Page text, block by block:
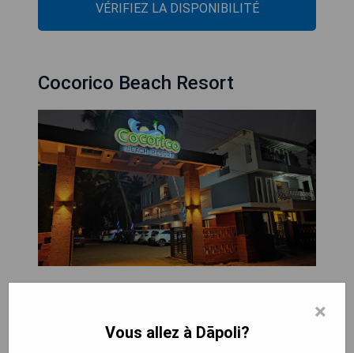
VÉRIFIEZ LA DISPONIBILITÉ
Cocorico Beach Resort
Situé à Dapoli, à moins de 1 km de la plage de
hébergements avec un court de tennis, un parking
privé gratuit et une plage privée. L'établissement
×
Vous allez à Dāpoli?